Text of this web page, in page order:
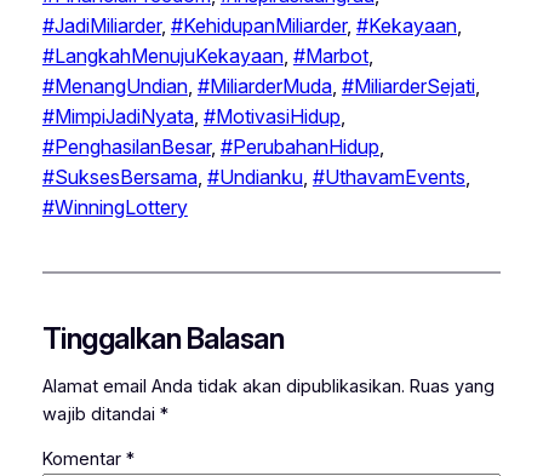
#JadiMiliarder, #KehidupanMiliarder, #Kekayaan
#LangkahMenujuKekayaan, #Marbot
#MenangUndian, #MiliarderMuda, #MiliarderSejati
#MimpiJadiNyata, #MotivasiHidup
#PenghasilanBesar, #PerubahanHidup
#SuksesBersama, #Undianku, #UthavamEvents
#WinningLottery
Tinggalkan Balasan
Alamat email Anda tidak akan dipublikasikan. Ruas yang
wajib ditandai *
Komentar *